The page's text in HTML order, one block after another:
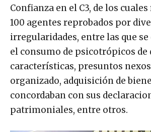
Confianza en el C3, de los
100 agentes reprobados por
irregularidades, entre las que
el consumo de psicotrópicos de
características, presuntos
organizado, adquisición de
concordaban con sus
patrimoniales, entre otros.